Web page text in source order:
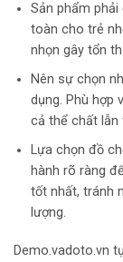
Sản phẩm
toàn cho trẻ
nhọn gây tổn
Nên sự chọn
dụng. Phù hợp
cả thể chất lẫn
Lựa chọn đồ
hành rõ ràng
tốt nhất, tránh
lượng.
Demo.vadoto.vn